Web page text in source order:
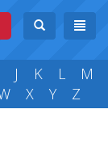
J K L
M
X Y Z